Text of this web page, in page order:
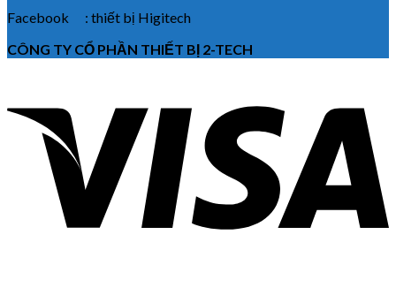
Facebook : thiết bị Higitech
CÔNG TY CỔ PHẦN THIẾT BỊ 2-TECH